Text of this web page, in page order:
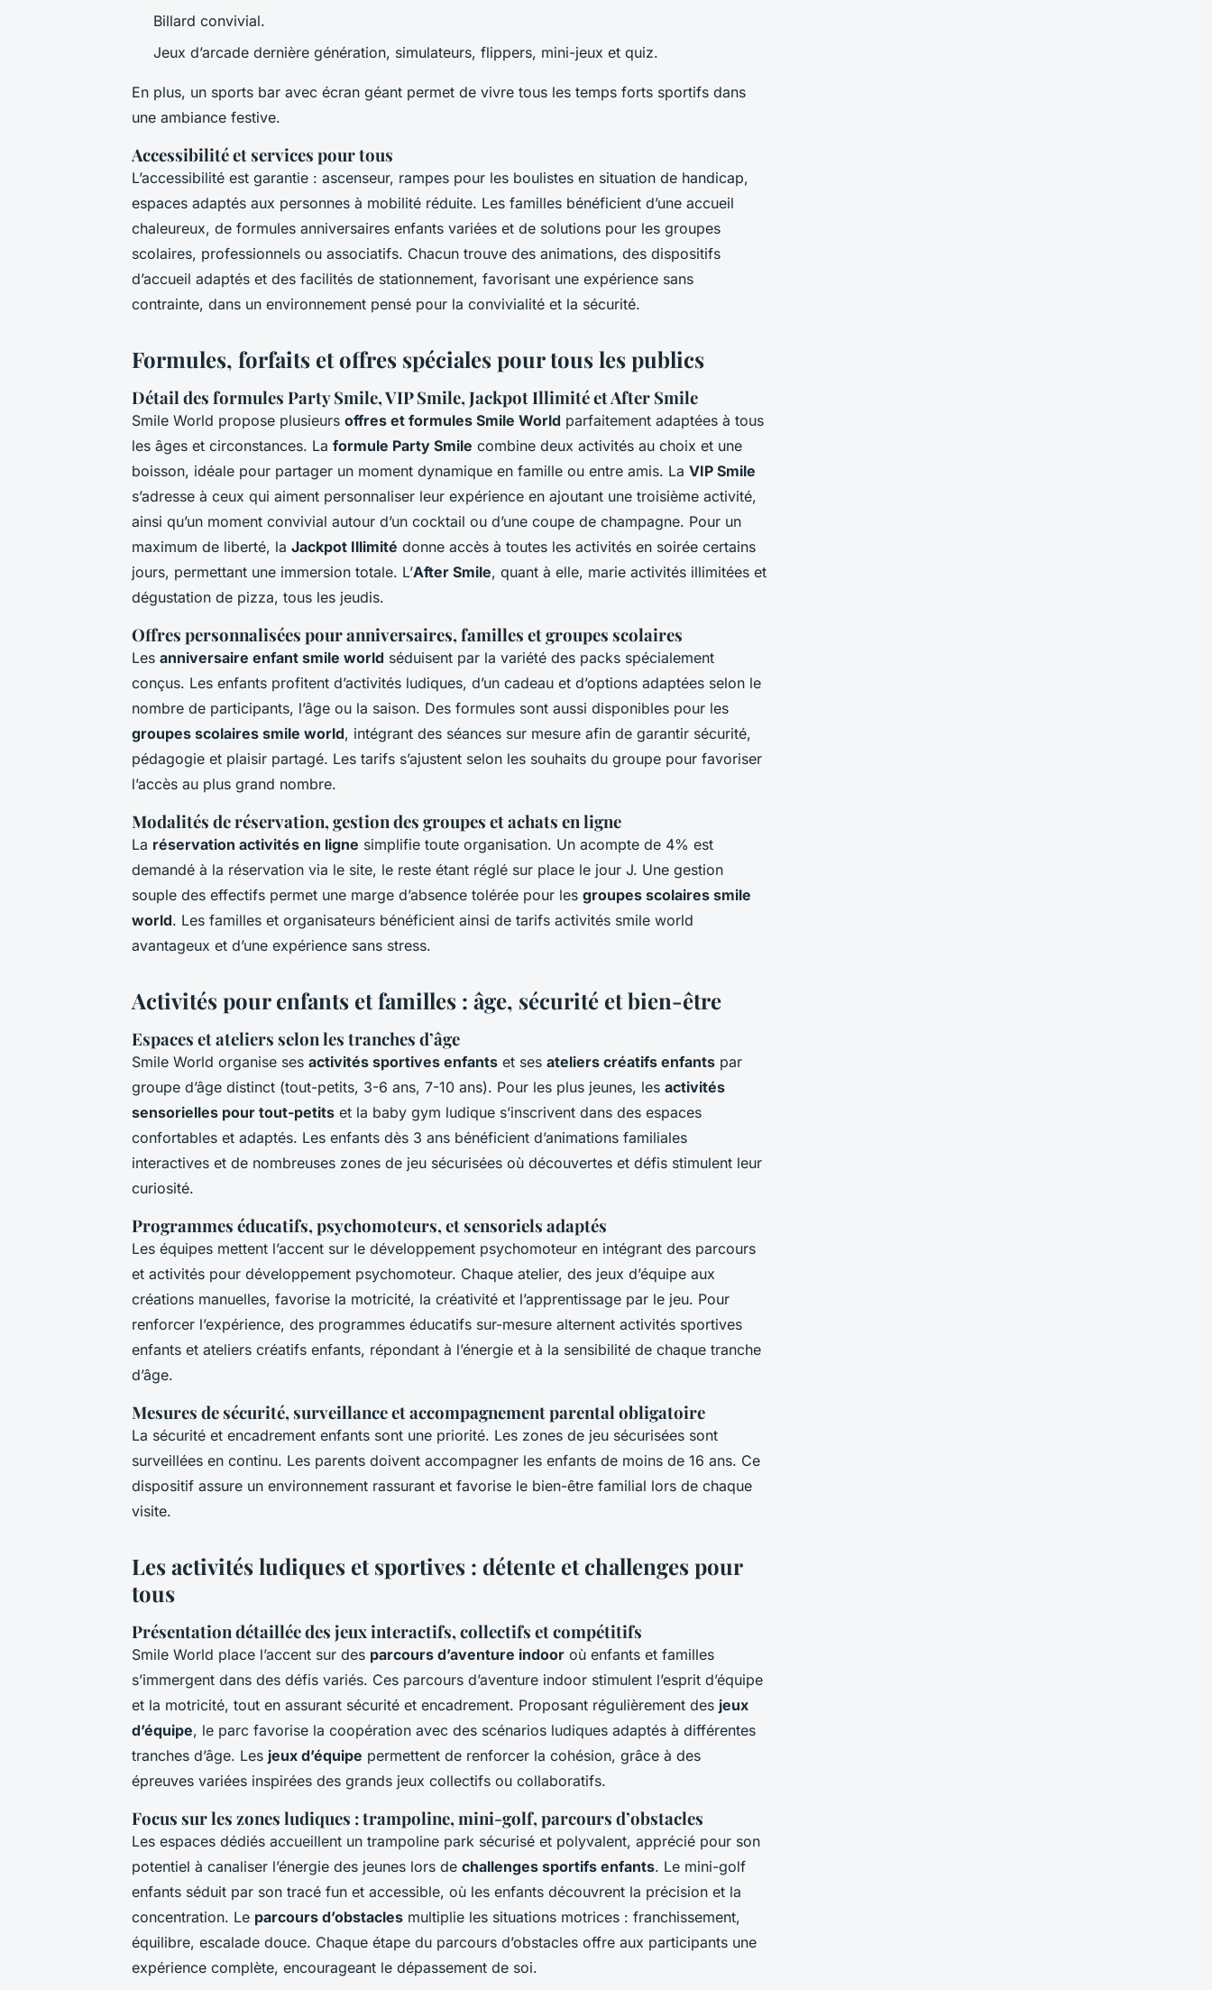
Billard convivial.
Jeux d’arcade dernière génération, simulateurs, flippers, mini-jeux et quiz.
En plus, un sports bar avec écran géant permet de vivre tous les temps forts sportifs dans
une ambiance festive.
Accessibilité et services pour tous
L’accessibilité est garantie : ascenseur, rampes pour les boulistes en situation de handicap,
espaces adaptés aux personnes à mobilité réduite. Les familles bénéficient d’une accueil
chaleureux, de formules anniversaires enfants variées et de solutions pour les groupes
scolaires, professionnels ou associatifs. Chacun trouve des animations, des dispositifs
d’accueil adaptés et des facilités de stationnement, favorisant une expérience sans
contrainte, dans un environnement pensé pour la convivialité et la sécurité.
Formules, forfaits et offres spéciales pour tous les publics
Détail des formules Party Smile, VIP Smile, Jackpot Illimité et After Smile
Smile World propose plusieurs offres et formules Smile World parfaitement adaptées à tous
les âges et circonstances. La formule Party Smile combine deux activités au choix et une
boisson, idéale pour partager un moment dynamique en famille ou entre amis. La VIP Smile
s’adresse à ceux qui aiment personnaliser leur expérience en ajoutant une troisième activité,
ainsi qu’un moment convivial autour d’un cocktail ou d’une coupe de champagne. Pour un
maximum de liberté, la Jackpot Illimité donne accès à toutes les activités en soirée certains
jours, permettant une immersion totale. L’After Smile, quant à elle, marie activités illimitées et
dégustation de pizza, tous les jeudis.
Offres personnalisées pour anniversaires, familles et groupes scolaires
Les anniversaire enfant smile world séduisent par la variété des packs spécialement
conçus. Les enfants profitent d’activités ludiques, d’un cadeau et d’options adaptées selon le
nombre de participants, l’âge ou la saison. Des formules sont aussi disponibles pour les
groupes scolaires smile world, intégrant des séances sur mesure afin de garantir sécurité,
pédagogie et plaisir partagé. Les tarifs s’ajustent selon les souhaits du groupe pour favoriser
l’accès au plus grand nombre.
Modalités de réservation, gestion des groupes et achats en ligne
La réservation activités en ligne simplifie toute organisation. Un acompte de 4% est
demandé à la réservation via le site, le reste étant réglé sur place le jour J. Une gestion
souple des effectifs permet une marge d’absence tolérée pour les groupes scolaires smile
world. Les familles et organisateurs bénéficient ainsi de tarifs activités smile world
avantageux et d’une expérience sans stress.
Activités pour enfants et familles : âge, sécurité et bien-être
Espaces et ateliers selon les tranches d’âge
Smile World organise ses activités sportives enfants et ses ateliers créatifs enfants par
groupe d’âge distinct (tout-petits, 3-6 ans, 7-10 ans). Pour les plus jeunes, les activités
sensorielles pour tout-petits et la baby gym ludique s’inscrivent dans des espaces
confortables et adaptés. Les enfants dès 3 ans bénéficient d’animations familiales
interactives et de nombreuses zones de jeu sécurisées où découvertes et défis stimulent leur
curiosité.
Programmes éducatifs, psychomoteurs, et sensoriels adaptés
Les équipes mettent l’accent sur le développement psychomoteur en intégrant des parcours
et activités pour développement psychomoteur. Chaque atelier, des jeux d’équipe aux
créations manuelles, favorise la motricité, la créativité et l’apprentissage par le jeu. Pour
renforcer l’expérience, des programmes éducatifs sur-mesure alternent activités sportives
enfants et ateliers créatifs enfants, répondant à l’énergie et à la sensibilité de chaque tranche
d’âge.
Mesures de sécurité, surveillance et accompagnement parental obligatoire
La sécurité et encadrement enfants sont une priorité. Les zones de jeu sécurisées sont
surveillées en continu. Les parents doivent accompagner les enfants de moins de 16 ans. Ce
dispositif assure un environnement rassurant et favorise le bien-être familial lors de chaque
visite.
Les activités ludiques et sportives : détente et challenges pour
tous
Présentation détaillée des jeux interactifs, collectifs et compétitifs
Smile World place l’accent sur des parcours d’aventure indoor où enfants et familles
s’immergent dans des défis variés. Ces parcours d’aventure indoor stimulent l’esprit d’équipe
et la motricité, tout en assurant sécurité et encadrement. Proposant régulièrement des jeux
d’équipe, le parc favorise la coopération avec des scénarios ludiques adaptés à différentes
tranches d’âge. Les jeux d’équipe permettent de renforcer la cohésion, grâce à des
épreuves variées inspirées des grands jeux collectifs ou collaboratifs.
Focus sur les zones ludiques : trampoline, mini-golf, parcours d’obstacles
Les espaces dédiés accueillent un trampoline park sécurisé et polyvalent, apprécié pour son
potentiel à canaliser l’énergie des jeunes lors de challenges sportifs enfants. Le mini-golf
enfants séduit par son tracé fun et accessible, où les enfants découvrent la précision et la
concentration. Le parcours d’obstacles multiplie les situations motrices : franchissement,
équilibre, escalade douce. Chaque étape du parcours d’obstacles offre aux participants une
expérience complète, encourageant le dépassement de soi.